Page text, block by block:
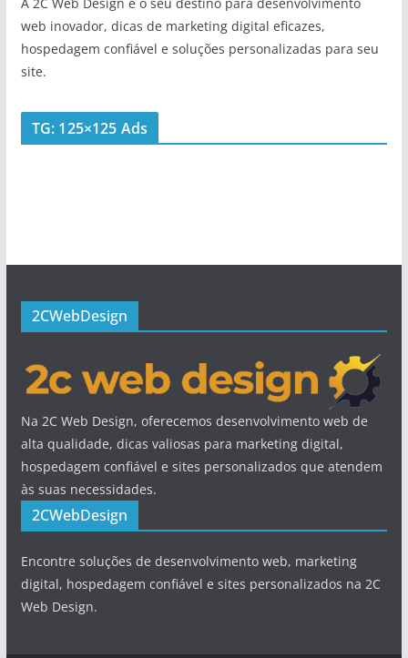
web inovador, dicas de marketing digital eficazes,
hospedagem confiável e soluções personalizadas para seu
site.
TG: 125×125 Ads
2CWebDesign
Na 2C Web Design, oferecemos desenvolvimento web de
alta qualidade, dicas valiosas para marketing digital,
hospedagem confiável e sites personalizados que atendem
às suas necessidades.
2CWebDesign
Encontre soluções de desenvolvimento web, marketing
digital, hospedagem confiável e sites personalizados na 2C
Web Design.